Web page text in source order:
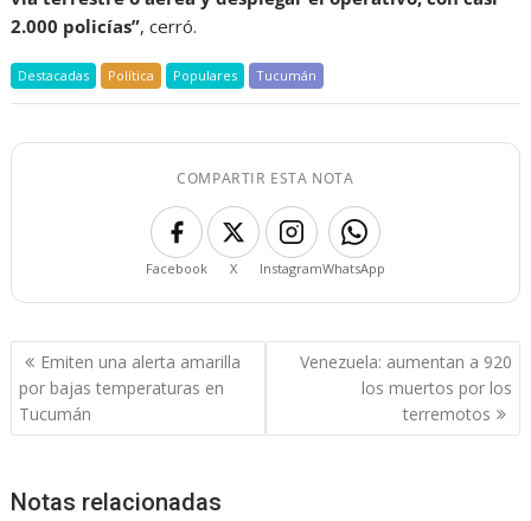
2.000 policías”, cerró.
Destacadas Política Populares Tucumán
COMPARTIR ESTA NOTA
Facebook X InstagramWhatsApp
Navegación
de
entradas
Emiten una alerta amarilla
por bajas temperaturas en
Tucumán
Venezuela: aumentan a 920
los muertos por los
terremotos
Notas relacionadas